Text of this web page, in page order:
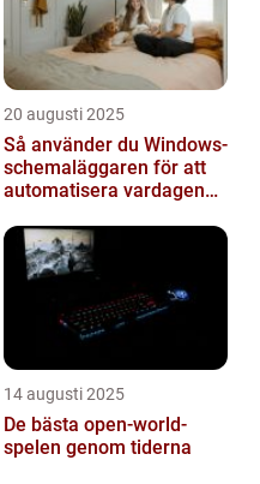
20 augusti 2025
Så använder du Windows-
schemaläggaren för att
automatisera vardagen
14 augusti 2025
De bästa open-world-
spelen genom tiderna